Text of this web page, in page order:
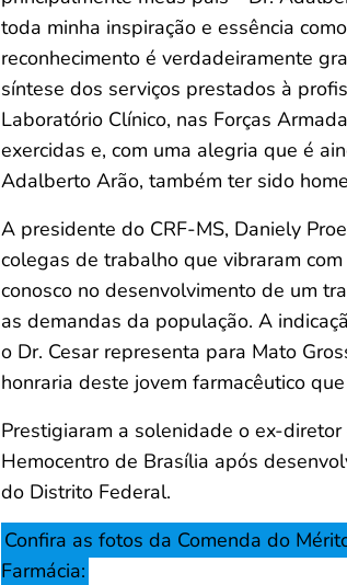
toda minha inspiração e essência
reconhecimento é verdadeiramente
síntese dos serviços prestados à
Laboratório Clínico, nas Forças
exercidas e, com uma alegria que é
Adalberto Arão, também ter sido
A presidente do CRF-MS, Daniely
colegas de trabalho que vibraram
conosco no desenvolvimento de um
as demandas da população. A
o Dr. Cesar representa para Mato
honraria deste jovem farmacêutico
Prestigiaram a solenidade o ex-
Hemocentro de Brasília após
do Distrito Federal.
Confira as fotos da Comenda do
Farmácia: